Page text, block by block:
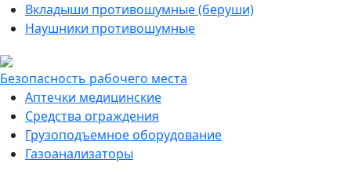
Вкладыши противошумные (беруши)
Наушники противошумные
Безопасность рабочего места
Аптечки медицинские
Средства ограждения
Грузоподъемное оборудование
Газоанализаторы